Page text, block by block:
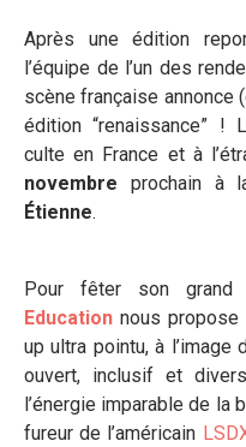
Après une édition
l’équipe de l’un des
scène française annonce
édition “renaissance” !
culte en France et à
novembre prochain à
Étienne.
Pour fêter son grand
Education nous propose
up ultra pointu, à l’image
ouvert, inclusif et
l’énergie imparable de la
fureur de l’américain